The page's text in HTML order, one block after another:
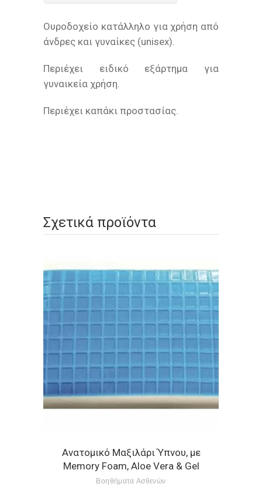
Ουροδοχείο κατάλληλο για χρήση από
άνδρες και γυναίκες (unisex).
Περιέχει ειδικό εξάρτημα για
γυναικεία χρήση.
Περιέχει καπάκι προστασίας.
Σχετικά προϊόντα
Ανατομικό Μαξιλάρι Ύπνου, με
Memory Foam, Aloe Vera & Gel
Βοηθήματα Ασθενών